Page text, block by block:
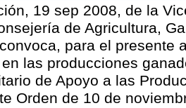
19 sep 2008, de la
de Agricultura,
para el presente
las producciones
de Apoyo a las
Orden de 10 de